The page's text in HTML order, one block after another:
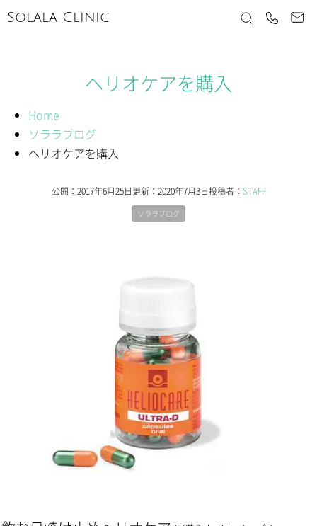
Solala Clinic
Home
ソララブログ
ヘリオケアを購入
ヘリオケアを購入
公開： 2017年6月25日更新： 2020年7月3日投稿者： STAFF
ソララブログ